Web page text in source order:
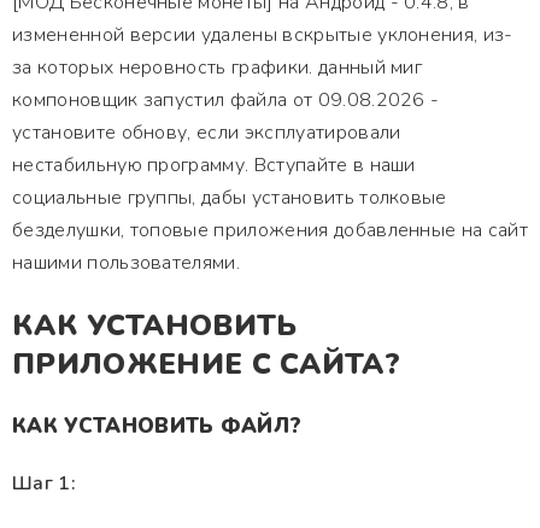
измененной версии удалены вскрытые уклонения, из-
за которых неровность графики. данный миг
компоновщик запустил файла от 09.08.2026 -
установите обнову, если эксплуатировали
нестабильную программу. Вступайте в наши
социальные группы, дабы установить толковые
безделушки, топовые приложения добавленные на сайт
нашими пользователями.
КАК УСТАНОВИТЬ
ПРИЛОЖЕНИЕ С САЙТА?
КАК УСТАНОВИТЬ ФАЙЛ?
Шаг 1: